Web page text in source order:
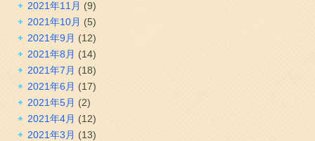
2021年11月 (9)
2021年10月 (5)
2021年9月 (12)
2021年8月 (14)
2021年7月 (18)
2021年6月 (17)
2021年5月 (2)
2021年4月 (12)
2021年3月 (13)